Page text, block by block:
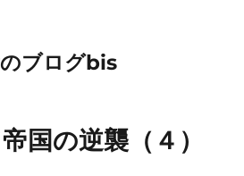
ブログbis
国の逆襲（４）